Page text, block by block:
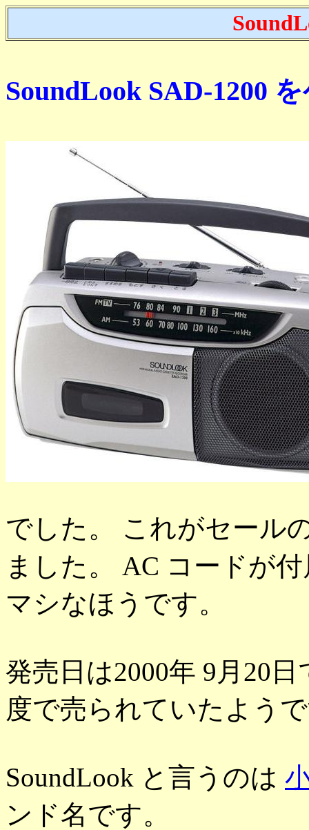
SoundLook SAD-1200
でした。 これがセール
ました。 AC コードが
マシなほうです。
発売日は2000年 9月20
度で売られていたよう
SoundLook と言うのは
ンド名です。